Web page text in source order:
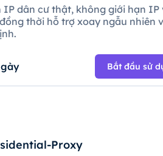
IP dân cư thật, không giới hạn IP
thời hỗ trợ xoay ngẫu nhiên
Bắt đầu sử
Proxy